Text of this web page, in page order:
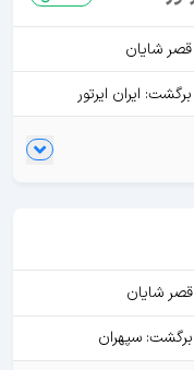
قصر شایان
برگشت: ایران ایرتور
قصر شایان
برگشت: سپهران